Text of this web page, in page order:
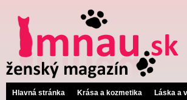
Hlavná stránka Krása a kozmetika Láska a